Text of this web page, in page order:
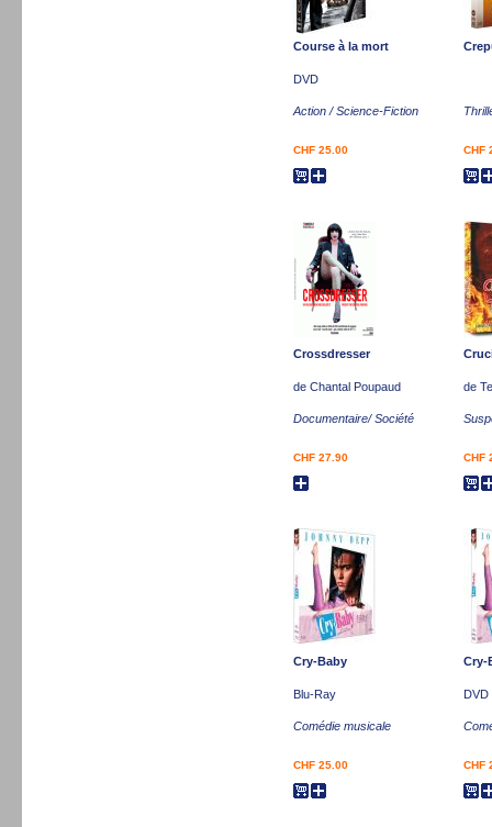
Course à la mort
DVD
Action / Science-Fiction
CHF 25.00 CHF
Crossdresser
de Chantal Poupaud
Documentaire/ Société
CHF 27.90
de
CHF
Cry-Baby
Blu-Ray
Comédie musicale
CHF 25.00
Cry-
DVD
CHF